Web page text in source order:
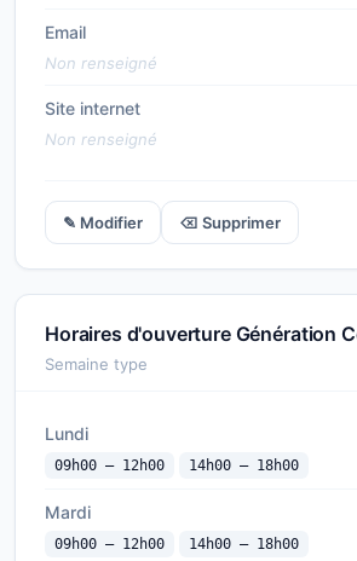
Email
Non renseigné
Site internet
Non renseigné
✎ Modifier ⌫ Supprimer
Horaires d'ouverture Génération
Semaine type
Lundi
09h00 — 12h00 14h00 — 18h00
Mardi
09h00 — 12h00 14h00 — 18h00